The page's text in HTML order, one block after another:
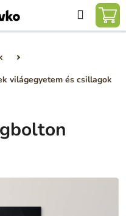
világegyetem és csillagok